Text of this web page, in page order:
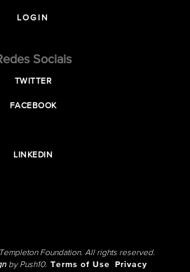
LOGIN
Sociais
TWITTER
FACEBOOK
LINKEDIN
Foundation. All rights reserved.
by Push10. Terms of Use
Privacy